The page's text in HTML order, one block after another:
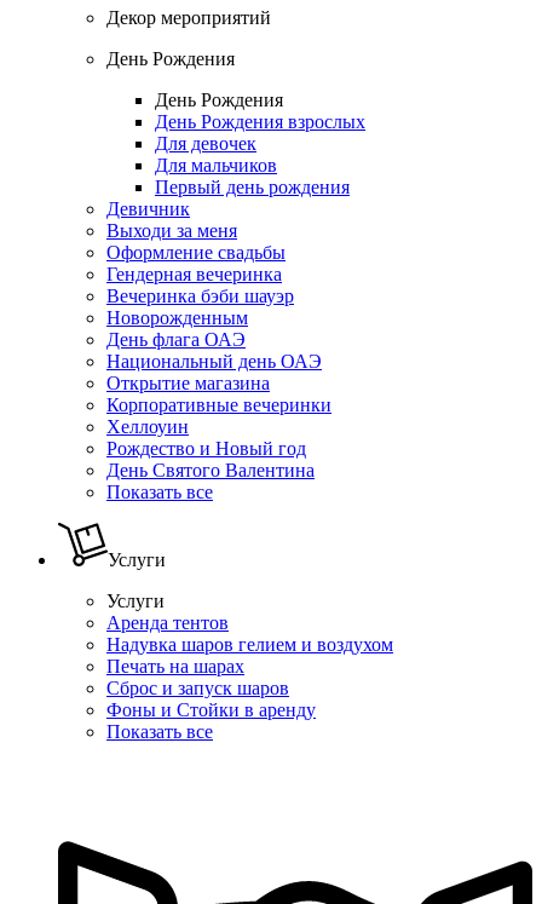
Декор мероприятий
День Рождения
День Рождения
День Рождения взрослых
Для девочек
Для мальчиков
Первый день рождения
Девичник
Выходи за меня
Оформление свадьбы
Гендерная вечеринка
Вечеринка бэби шауэр
Новорожденным
День флага ОАЭ
Национальный день ОАЭ
Открытие магазина
Корпоративные вечеринки
Хеллоуин
Рождество и Новый год
День Святого Валентина
Показать все
Услуги
Услуги
Аренда тентов
Надувка шаров гелием и воздухом
Печать на шарах
Сброс и запуск шаров
Фоны и Стойки в аренду
Показать все